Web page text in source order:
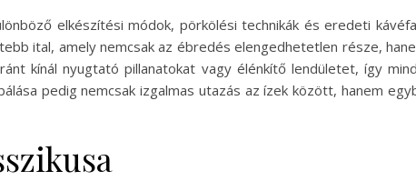
elkészítési módok, pörkölési technikák és eredeti
ital, amely nemcsak az ébredés elengedhetetlen része,
kínál nyugtató pillanatokat vagy élénkítő lendületet, így
pedig nemcsak izgalmas utazás az ízek között, hanem